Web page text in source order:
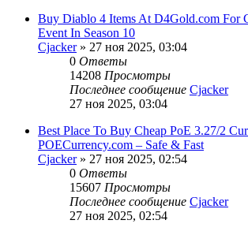
Buy Diablo 4 Items At D4Gold.com For
Event In Season 10
Cjacker» 27 ноя 2025, 03:04
0 Ответы
14208 Просмотры
Последнее сообщение Cjacker
27 ноя 2025, 03:04
Best Place To Buy Cheap PoE 3.27/2
POECurrency.com – Safe & Fast
Cjacker» 27 ноя 2025, 02:54
0 Ответы
15607 Просмотры
Последнее сообщение Cjacker
27 ноя 2025, 02:54